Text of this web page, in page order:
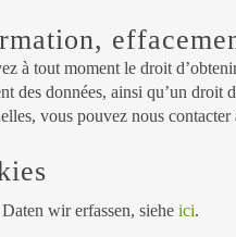
à tout moment le droit
des données, ainsi qu’un droit
vous pouvez nous
wir erfassen, siehe ici.